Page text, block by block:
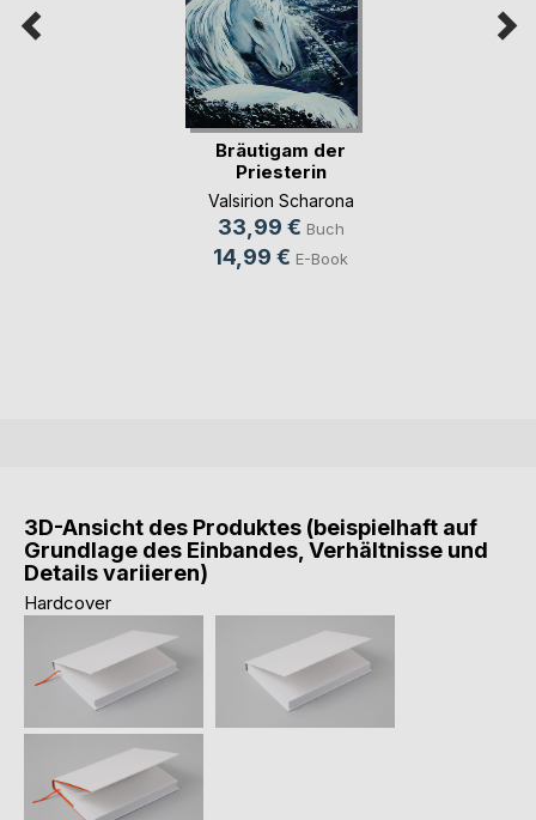
Bräutigam der
Priesterin
Valsirion Scharona
33,99 € Buch
14,99 € E-Book
3D-Ansicht des Produktes (beispielhaft auf
Grundlage des Einbandes, Verhältnisse und
Details variieren)
Hardcover